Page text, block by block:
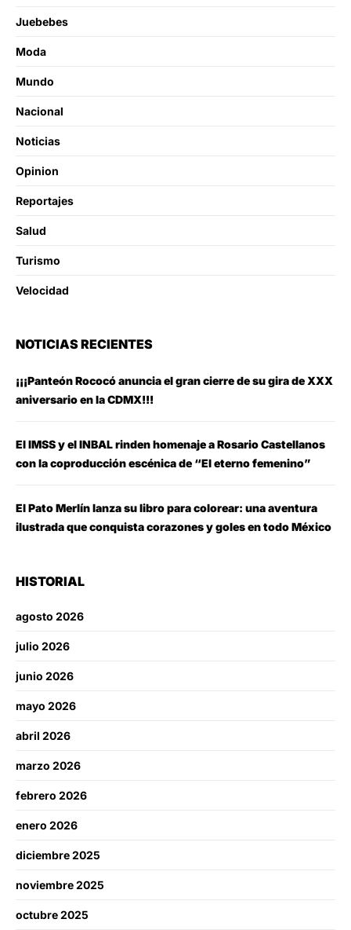
Juebebes
Moda
Mundo
Nacional
Noticias
Opinion
Reportajes
Salud
Turismo
Velocidad
NOTICIAS RECIENTES
¡¡¡Panteón Rococó anuncia el gran cierre de su gira de XXX
aniversario en la CDMX!!!
El IMSS y el INBAL rinden homenaje a Rosario Castellanos
con la coproducción escénica de “El eterno femenino”
El Pato Merlín lanza su libro para colorear: una aventura
ilustrada que conquista corazones y goles en todo México
HISTORIAL
agosto 2026
julio 2026
junio 2026
mayo 2026
abril 2026
marzo 2026
febrero 2026
enero 2026
diciembre 2025
noviembre 2025
octubre 2025